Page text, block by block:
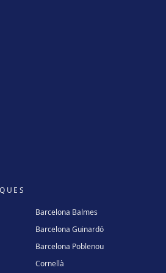
Barcelona Balmes
Barcelona Guinardó
Barcelona Poblenou
Cornellà